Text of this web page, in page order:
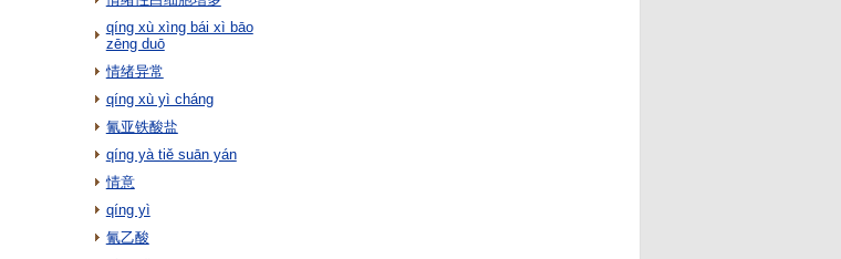
qíng xù xìng bái xì bāo
zēng duō
情绪异常
qíng xù yì cháng
氰亚铁酸盐
qíng yà tiě suān yán
情意
qíng yì
氰乙酸